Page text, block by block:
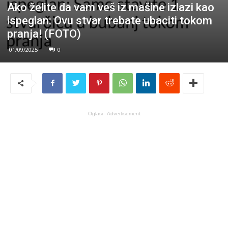
Ako želite da vam veš iz mašine izlazi kao
ispeglan: Ovu stvar trebate ubaciti tokom
pranja! (FOTO)
01/09/2025 0
Oglasi - Advertisement